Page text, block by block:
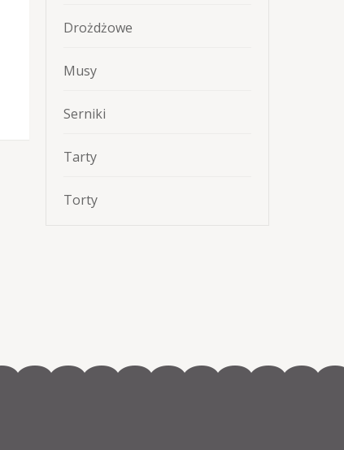
Drożdżowe
Musy
Serniki
Tarty
Torty